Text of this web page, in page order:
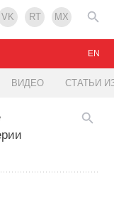
VK RT MX
ВИДЕО СТАТЬИ
EN